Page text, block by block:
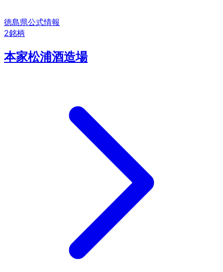
徳島県公式情報
2銘柄
本家松浦酒造場